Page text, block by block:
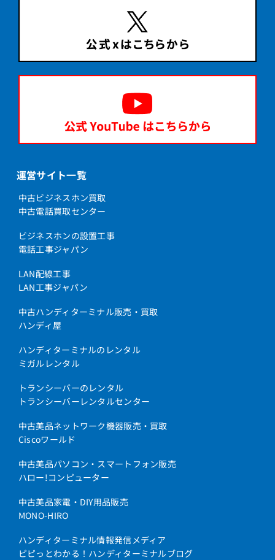
運営サイト一覧
中古ビジネスホン買取
中古電話買取センター
ビジネスホンの設置工事
電話工事ジャパン
LAN配線工事
LAN工事ジャパン
中古ハンディターミナル販売・買取
ハンディ屋
ハンディターミナルのレンタル
ミガルレンタル
トランシーバーのレンタル
トランシーバーレンタルセンター
中古美品ネットワーク機器販売・買取
Ciscoワールド
中古美品パソコン・スマートフォン販売
ハロー!コンピューター
中古美品家電・DIY用品販売
MONO-HIRO
ハンディターミナル情報発信メディア
ピピっとわかる！ハンディターミナルブログ